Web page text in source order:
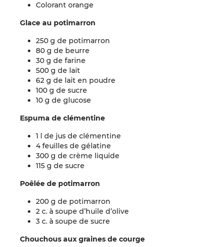
Colorant orange
Glace au potimarron
250 g de potimarron
80 g de beurre
30 g de farine
500 g de lait
62 g de lait en poudre
100 g de sucre
10 g de glucose
Espuma de clémentine
1 l de jus de clémentine
4 feuilles de gélatine
300 g de crème liquide
115 g de sucre
Poêlée de potimarron
200 g de potimarron
2 c. à soupe d’huile d’olive
3 c. à soupe de sucre
Chouchous aux graines de courge